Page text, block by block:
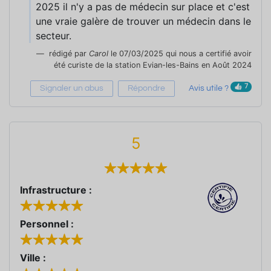
2025 il n'y a pas de médecin sur place et c'est
une vraie galère de trouver un médecin dans le
secteur.
rédigé par Carol le 07/03/2025 qui nous a certifié avoir
été curiste de la station Evian-les-Bains en Août 2024
Signaler un abus Répondre Avis utile ? 7
5
Infrastructure :
Personnel :
Ville :